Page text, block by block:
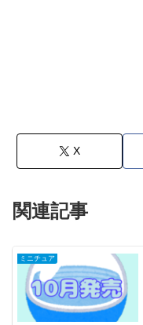
X
関連記事
ミニチュア